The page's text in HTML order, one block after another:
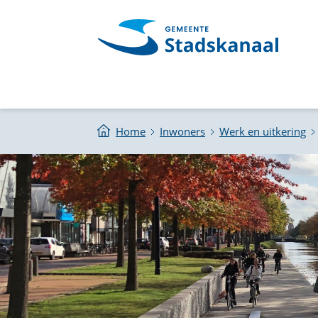
Home Inwoners Werk en uitkering